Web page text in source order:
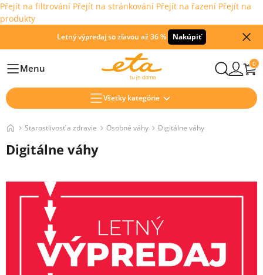
Přejít na filtrování Přejít na stránkování Přejít na řazení Přejít na
produkty
Letný výpredaj so zľavou až 36 % Nakúpiť
HlavníMenu 0
Všetky kategórie
Starostlivosť a zdravie Osobné váhy Digitálne váhy
Digitálne váhy